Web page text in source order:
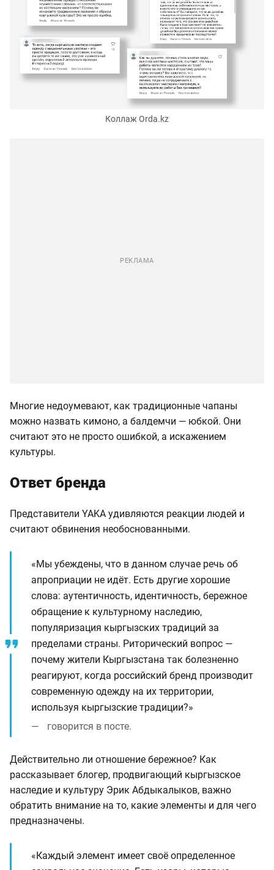
Коллаж Orda.kz
Многие недоумевают, как традиционные чапаны
можно назвать кимоно, а балдемчи — юбкой. Они
считают это не просто ошибкой, а искажением
культуры.
Ответ бренда
Представители YAKA удивляются реакции людей и
считают обвинения необоснованными.
«Мы убеждены, что в данном случае речь об
апроприации не идёт. Есть другие хорошие
слова: аутентичность, идентичность, бережное
обращение к культурному наследию,
популяризация кыргызских традиций за
пределами страны. Риторический вопрос —
почему жители Кыргызстана так болезненно
реагируют, когда российский бренд производит
современную одежду на их территории,
используя кыргызские традиции?»
говорится в посте.
Действительно ли отношение бережное? Как
рассказывает блогер, продвигающий кыргызское
наследие и культуру Эрик Абдыкалыков, важно
обратить внимание на то, какие элементы и для чего
предназначены.
«Каждый элемент имеет своё определенное